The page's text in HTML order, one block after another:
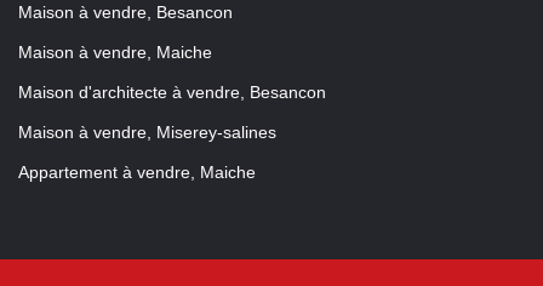
Maison à vendre, Besancon
Maison à vendre, Maiche
Maison d'architecte à vendre, Besancon
Maison à vendre, Miserey-salines
Appartement à vendre, Maiche